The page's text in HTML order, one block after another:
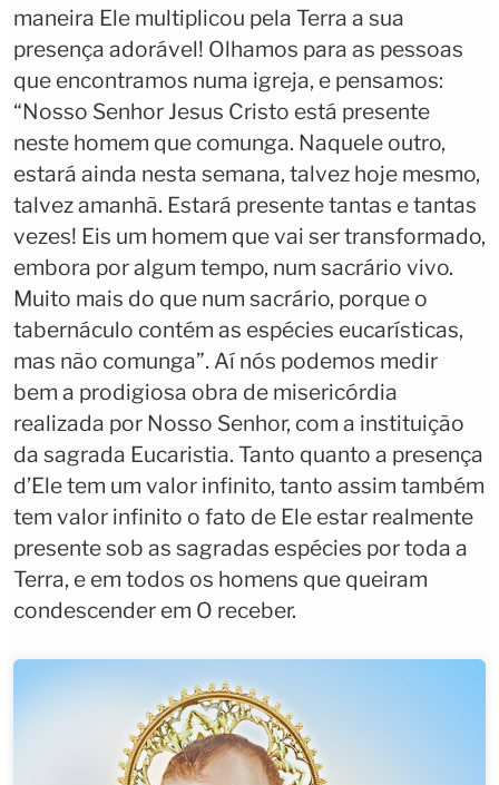
maneira Ele multiplicou pela Terra a sua
presença adorável! Olhamos para as pessoas
que encontramos numa igreja, e pensamos:
“Nosso Senhor Jesus Cristo está presente
neste homem que comunga. Naquele outro,
estará ainda nesta semana, talvez hoje mesmo,
talvez amanhã. Estará presente tantas e tantas
vezes! Eis um homem que vai ser transformado,
embora por algum tempo, num sacrário vivo.
Muito mais do que num sacrário, porque o
tabernáculo contém as espécies eucarísticas,
mas não comunga”. Aí nós podemos medir
bem a prodigiosa obra de misericórdia
realizada por Nosso Senhor, com a instituição
da sagrada Eucaristia. Tanto quanto a presença
d’Ele tem um valor infinito, tanto assim também
tem valor infinito o fato de Ele estar realmente
presente sob as sagradas espécies por toda a
Terra, e em todos os homens que queiram
condescender em O receber.